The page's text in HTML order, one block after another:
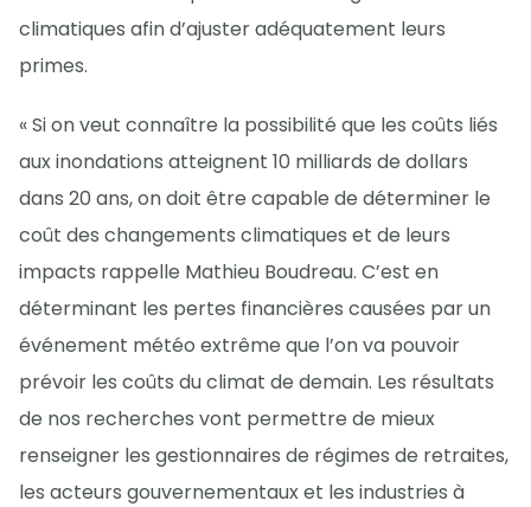
climatiques afin d’ajuster adéquatement leurs
primes.
« Si on veut connaître la possibilité que les coûts liés
aux inondations atteignent 10 milliards de dollars
dans 20 ans, on doit être capable de déterminer le
coût des changements climatiques et de leurs
impacts rappelle Mathieu Boudreau. C’est en
déterminant les pertes financières causées par un
événement météo extrême que l’on va pouvoir
prévoir les coûts du climat de demain. Les résultats
de nos recherches vont permettre de mieux
renseigner les gestionnaires de régimes de retraites,
les acteurs gouvernementaux et les industries à